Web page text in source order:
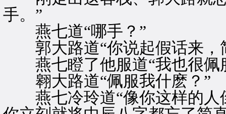
手。”
燕七道“哪手？”
郭大路道“你说起假话来，
燕七瞪了他服道“我也很佩
翱大路道“佩服我什麽？”
燕七冷玲道“像你这样的人